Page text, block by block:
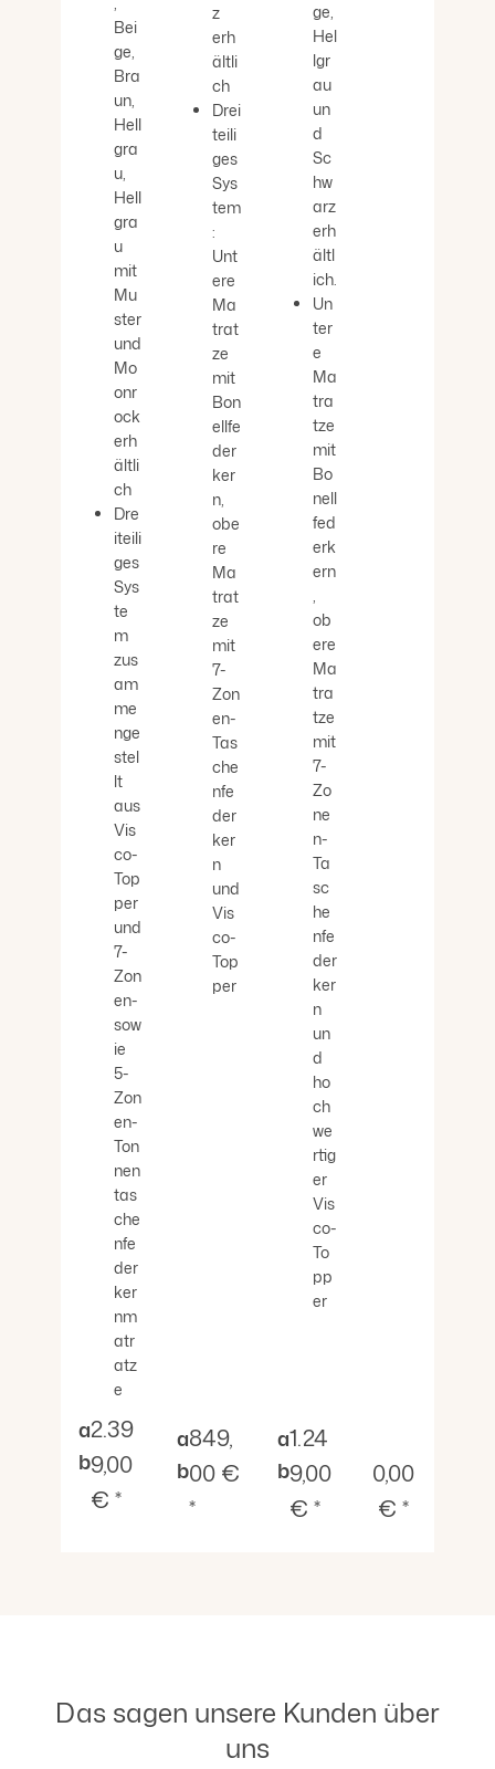
Bei
ge,
Bra
un,
Hell
gra
u,
Hell
gra
u
mit
Mu
ster
und
Mo
onr
ock
erh
ältli
ch
Dre
iteili
ges
Sys
te
m
zus
am
me
nge
stel
lt
aus
Vis
co-
Top
per
und
7-
Zon
en-
sow
ie
5-
Zon
en-
Ton
nen
tas
che
nfe
der
ker
nm
atr
atz
e
Verkaufspreis:
a
b
2.39
9,00
€ *
z
erh
ältli
ch
Drei
teili
ges
Sys
tem
:
Unt
ere
Ma
trat
ze
mit
Bon
ellfe
der
ker
n,
obe
re
Ma
trat
ze
mit
7-
Zon
en-
Tas
che
nfe
der
ker
n
und
Vis
co-
Top
per
Verkaufspreis:
a
b
849,
00 €
*
ge,
Hel
lgr
au
un
d
Sc
hw
arz
erh
ältl
ich.
Un
ter
e
Ma
tra
tze
mit
Bo
nell
fed
erk
ern
,
ob
ere
Ma
tra
tze
mit
7-
Zo
ne
n-
Ta
sc
he
nfe
der
ker
n
un
d
ho
ch
we
rtig
er
Vis
co-
To
pp
er
Verkaufspreis:
a
b
1.24
9,00
€ *
0,00
€ *
Das sagen unsere Kunden über
uns